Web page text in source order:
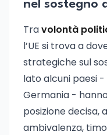
nel sostegno
Travolontà
l’UE si trova a
strategiche sul
lato alcuni paesi -
Germania -
posizione decisa,
ambivalenza,